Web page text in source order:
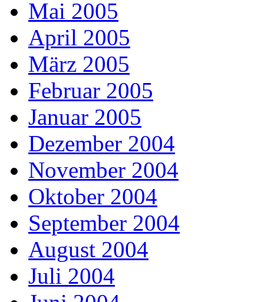
Mai 2005
April 2005
März 2005
Februar 2005
Januar 2005
Dezember 2004
November 2004
Oktober 2004
September 2004
August 2004
Juli 2004